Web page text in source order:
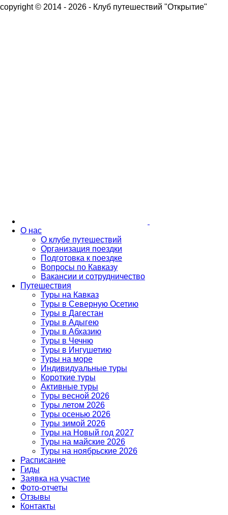
copyright © 2014 - 2026 - Клуб путешествий "Открытие"
О нас
О клубе путешествий
Организация поездки
Подготовка к поездке
Вопросы по Кавказу
Вакансии и сотрудничество
Путешествия
Туры на Кавказ
Туры в Северную Осетию
Туры в Дагестан
Туры в Адыгею
Туры в Абхазию
Туры в Чечню
Туры в Ингушетию
Туры на море
Индивидуальные туры
Короткие туры
Активные туры
Туры весной 2026
Туры летом 2026
Туры осенью 2026
Туры зимой 2026
Туры на Новый год 2027
Туры на майские 2026
Туры на ноябрьские 2026
Расписание
Гиды
Заявка на участие
Фото-отчеты
Отзывы
Контакты